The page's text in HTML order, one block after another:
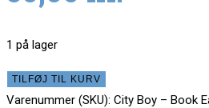
1 på lager
TILFØJ TIL KURV
Varenummer (SKU): City Boy – Book